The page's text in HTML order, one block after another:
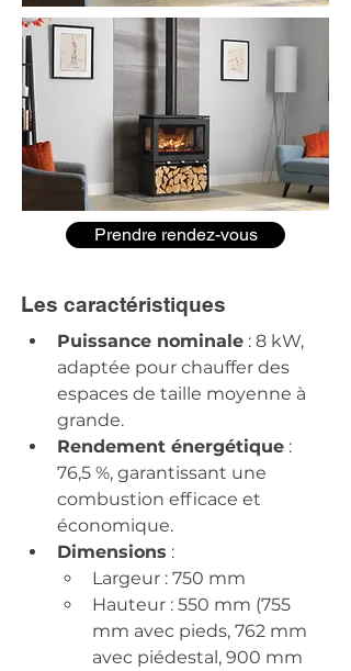
Prendre rendez-vous
Les caractéristiques
Puissance nominale : 8 kW,
adaptée pour chauffer des
espaces de taille moyenne à
grande. ​
Rendement énergétique :
76,5 %, garantissant une
combustion efficace et
économique. ​
Dimensions :
Largeur : 750 mm​
Hauteur : 550 mm (755
mm avec pieds, 762 mm
avec piédestal, 900 mm